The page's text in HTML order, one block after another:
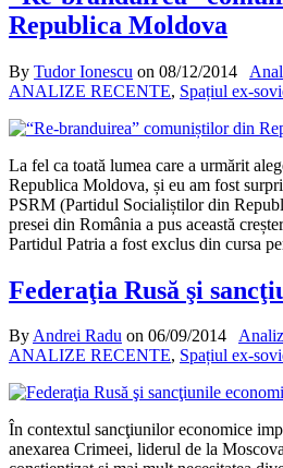
Republica Moldova
By Tudor Ionescu on 08/12/2014
ANALIZE RECENTE, Spațiul ex-
La fel ca toată lumea care a urmărit
Republica Moldova, și eu am fost
PSRM (Partidul Socialiștilor din
presei din România a pus această
Partidul Patria a fost exclus din cursa
Federaţia Rusă şi
ByAndrei Radu on 06/09/2014
ANALIZE RECENTE, Spațiul ex-
În contextul sancţiunilor economice
anexarea Crimeei, liderul de la